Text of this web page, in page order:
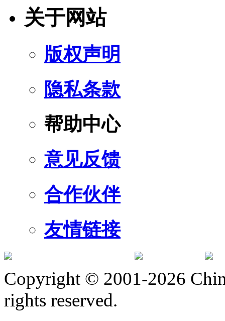
关于网站
版权声明
隐私条款
帮助中心
意见反馈
合作伙伴
友情链接
Copyright © 2001-2026
rights reserved.